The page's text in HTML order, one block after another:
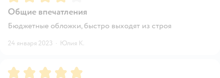
Общие впечатления
Бюджетные обложки, быстро выходят из строя
24 января 2023 · Юлия К.
Рейтинг:5